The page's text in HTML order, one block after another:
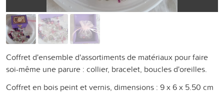
Coffret d'ensemble d'assortiments de matériaux pour faire
soi-même une parure : collier, bracelet, boucles d'oreilles.
Coffret en bois peint et vernis, dimensions : 9 x 6 x 5.50 cm